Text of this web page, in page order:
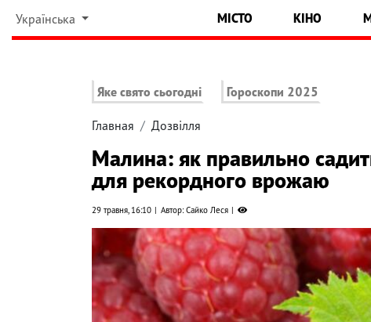
Українська МІСТО КІНО
Яке свято сьогодні Гороскопи 2025
Главная Дозвілля
Малина: як правильно
для рекордного врожаю
29 травня, 16:10 Автор: Сайко Леся